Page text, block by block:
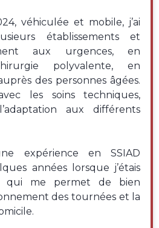
véhiculée et mobile, j’ai
établissements et
aux urgences, en
polyvalente, en
des personnes âgées.
les soins techniques,
aux différents
expérience en SSIAD
années lorsque j’étais
qui me permet de bien
des tournées et la